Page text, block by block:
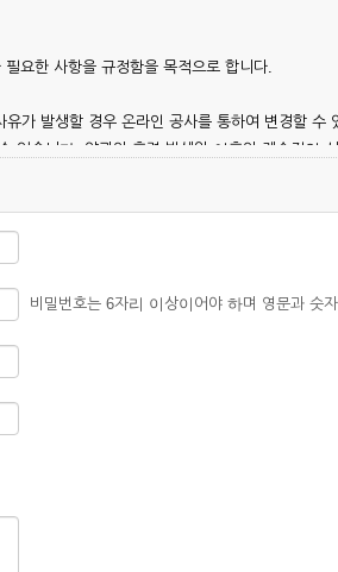
요한 사항을 규정함을 목적으로 합니다.
가 발생할 경우 온라인 공사를 통하여 변경할 수
습니다. 약관의 효력 발생일 이후의 계속적인
여 회사에 신청하고 회사가 이를 심사, 승낙함
우로 인해 변경하고자 하는 경우에는 해당 아이
실명으로 등록하지 않은 자의 일체의 권리를 제한
비밀번호는 6자리 이상이어야 하며 영문과 숫